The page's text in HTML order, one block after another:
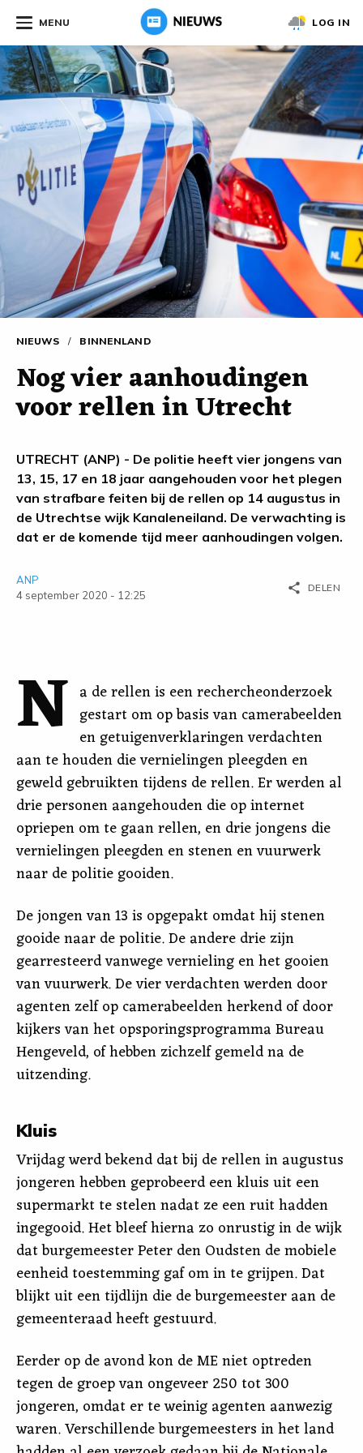
MENU LOG IN
NIEUWS / BINNENLAND
Nog vier aanhoudingen
voor rellen in Utrecht
UTRECHT (ANP) - De politie heeft vier jongens van
13, 15, 17 en 18 jaar aangehouden voor het plegen
van strafbare feiten bij de rellen op 14 augustus in
de Utrechtse wijk Kanaleneiland. De verwachting is
dat er de komende tijd meer aanhoudingen volgen.
ANP
4 september 2020 - 12:25
share DELEN
N a de rellen is een rechercheonderzoek
gestart om op basis van camerabeelden
en getuigenverklaringen verdachten
aan te houden die vernielingen pleegden en
geweld gebruikten tijdens de rellen. Er werden al
drie personen aangehouden die op internet
opriepen om te gaan rellen, en drie jongens die
vernielingen pleegden en stenen en vuurwerk
naar de politie gooiden.
De jongen van 13 is opgepakt omdat hij stenen
gooide naar de politie. De andere drie zijn
gearresteerd vanwege vernieling en het gooien
van vuurwerk. De vier verdachten werden door
agenten zelf op camerabeelden herkend of door
kijkers van het opsporingsprogramma Bureau
Hengeveld, of hebben zichzelf gemeld na de
uitzending.
Kluis
Vrijdag werd bekend dat bij de rellen in augustus
jongeren hebben geprobeerd een kluis uit een
supermarkt te stelen nadat ze een ruit hadden
ingegooid. Het bleef hierna zo onrustig in de wijk
dat burgemeester Peter den Oudsten de mobiele
eenheid toestemming gaf om in te grijpen. Dat
blijkt uit een tijdlijn die de burgemeester aan de
gemeenteraad heeft gestuurd.
Eerder op de avond kon de ME niet optreden
tegen de groep van ongeveer 250 tot 300
jongeren, omdat er te weinig agenten aanwezig
waren. Verschillende burgemeesters in het land